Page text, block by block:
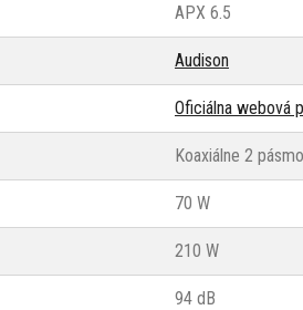
APX 6.5
Audison
Oficiálna webová
Koaxiálne 2
70 W
210 W
94 dB